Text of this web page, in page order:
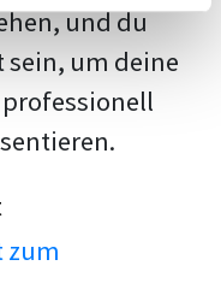
und du
um deine
zum